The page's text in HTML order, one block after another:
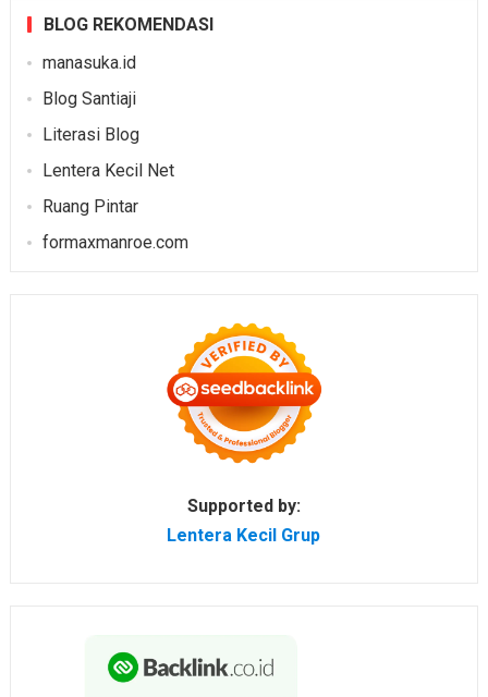
BLOG REKOMENDASI
manasuka.id
Blog Santiaji
Literasi Blog
Lentera Kecil Net
Ruang Pintar
formaxmanroe.com
Supported by:
Lentera Kecil Grup